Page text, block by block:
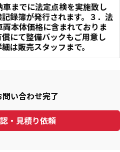
車までに法定点検を実施致し
記録簿が発行されます。３．法
本体価格に含まれておりま
にて整備パックもご用意し
は販売スタッフまで。
い合わせ完了
・見積り依頼